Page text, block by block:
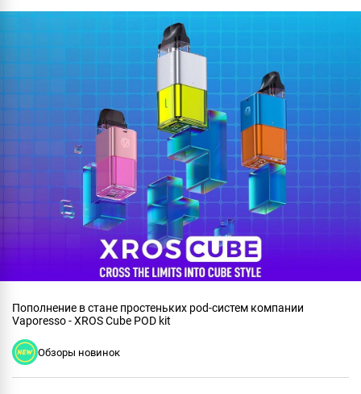
Пополнение в стане простеньких pod-систем компании
Vaporesso - XROS Cube POD kit
Обзоры новинок